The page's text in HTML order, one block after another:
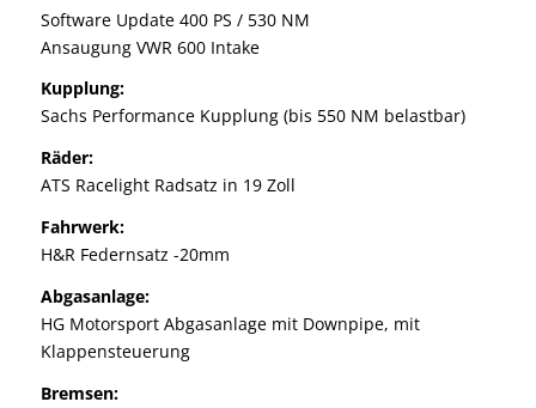
Software Update 400 PS / 530 NM
Ansaugung VWR 600 Intake
Kupplung:
Sachs Performance Kupplung (bis 550 NM belastbar)
Räder:
ATS Racelight Radsatz in 19 Zoll
Fahrwerk:
H&R Federnsatz -20mm
Abgasanlage:
HG Motorsport Abgasanlage mit Downpipe, mit
Klappensteuerung
Bremsen: